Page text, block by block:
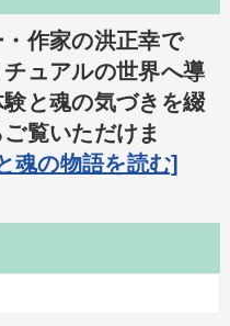
作家の洪正幸で
ュアルの世界へ導
と魂の気づきを綴
覧いただけま
魂の物語を読む]